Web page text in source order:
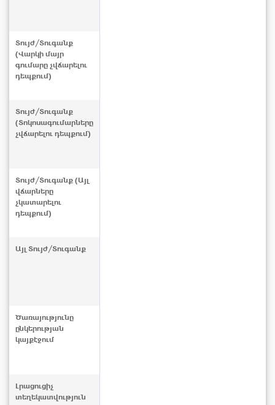
Տույժ/Տուգանք
(Վարկի մայր
գումարը չվճարելու
դեպքում)
Տույժ/Տուգանք
(Տոկոսագումարները
չվճարելու դեպքում)
Տույժ/Տուգանք (Այլ
վճարները
չկատարելու
դեպքում)
Այլ Տույժ/Տուգանք
Ծառայությունը
ընկերության
կայքէջում
Լրացուցիչ
տեղեկատվություն